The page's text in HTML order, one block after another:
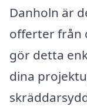
Danholn är
offerter från
gör detta
dina